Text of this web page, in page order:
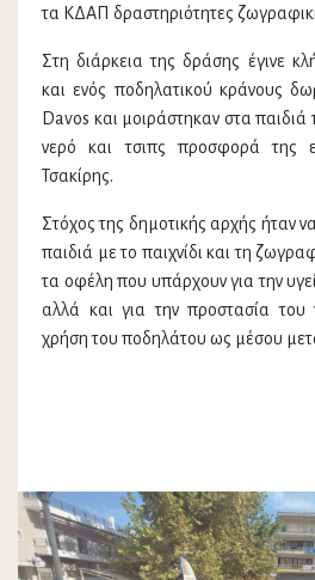
τα ΚΔΑΠ δραστηριότητες
Στη διάρκεια της δράσης έγινε
και ενός ποδηλατικού κράνους
Davos και μοιράστηκαν στα
νερό και τσιπς προσφορά της
Τσακίρης.
Στόχος της δημοτικής αρχής ήταν
παιδιά με το παιχνίδι και τη
τα οφέλη που υπάρχουν για την
αλλά και για την προστασία του
χρήση του ποδηλάτου ως μέσου